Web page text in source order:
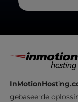
gebaseerde